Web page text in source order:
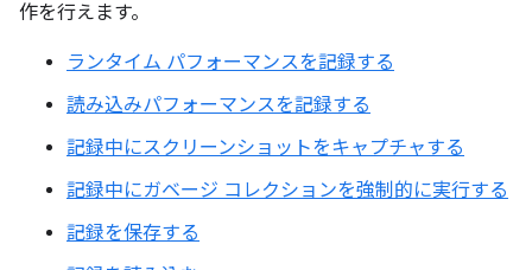
作を行えます。
ランタイム パフォーマンスを記録する
読み込みパフォーマンスを記録する
記録中にスクリーンショットをキャプチャする
記録中にガベージ コレクションを強制的に実行する
記録を保存する